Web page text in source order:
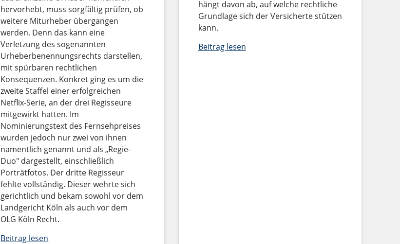
hervorhebt, muss sorgfältig prüfen, ob
weitere Miturheber übergangen
werden. Denn das kann eine
Verletzung des sogenannten
Urheberbenennungsrechts darstellen,
mit spürbaren rechtlichen
Konsequenzen. Konkret ging es um die
zweite Staffel einer erfolgreichen
Netflix-Serie, an der drei Regisseure
mitgewirkt hatten. Im
Nominierungstext des Fernsehpreises
wurden jedoch nur zwei von ihnen
namentlich genannt und als „Regie-
Duo" dargestellt, einschließlich
Porträtfotos. Der dritte Regisseur
fehlte vollständig. Dieser wehrte sich
gerichtlich und bekam sowohl vor dem
Landgericht Köln als auch vor dem
OLG Köln Recht.
Beitrag lesen
hängt davon ab, auf welche rechtliche
Grundlage sich der Versicherte stützen
kann.
Beitrag lesen